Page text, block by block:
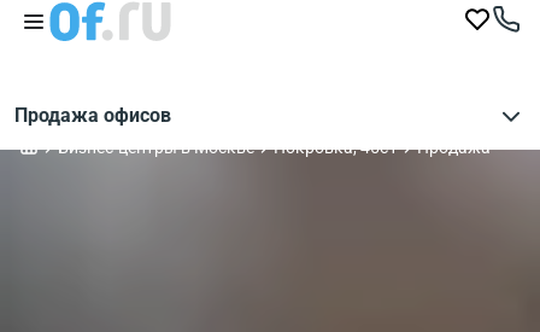
Продажа офисов
Бизнес-центры в Москве Покровка, 45с1 Продажа